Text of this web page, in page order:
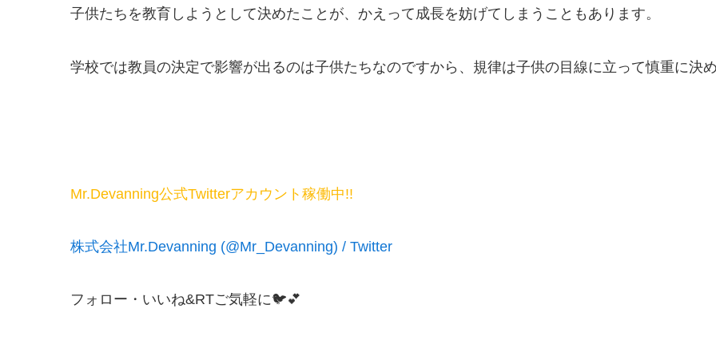
子供たちを教育しようとして決めたことが、かえって成長を妨げてしまうこともあります。
学校では教員の決定で影響が出るのは子供たちなのですから、規律は子供の目線に立って慎重に決
Mr.Devanning公式Twitterアカウント稼働中!!
株式会社Mr.Devanning (@Mr_Devanning) / Twitter
フォロー・いいね&RTご気軽に🐦💕